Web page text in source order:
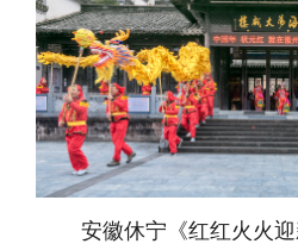
安徽休宁《红红火火迎